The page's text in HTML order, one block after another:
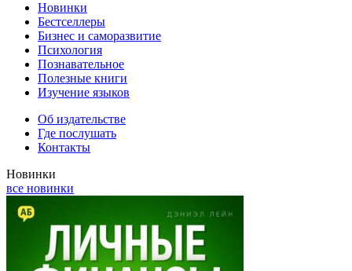
Новинки
Бестселлеры
Бизнес и саморазвитие
Психология
Познавательное
Полезные книги
Изучение языков
Об издательстве
Где послушать
Контакты
Новинки
все новинки